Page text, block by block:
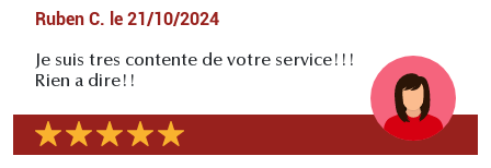
Ruben C. le 21/10/2024
Je suis tres contente de votre service!!!
Rien a dire!!